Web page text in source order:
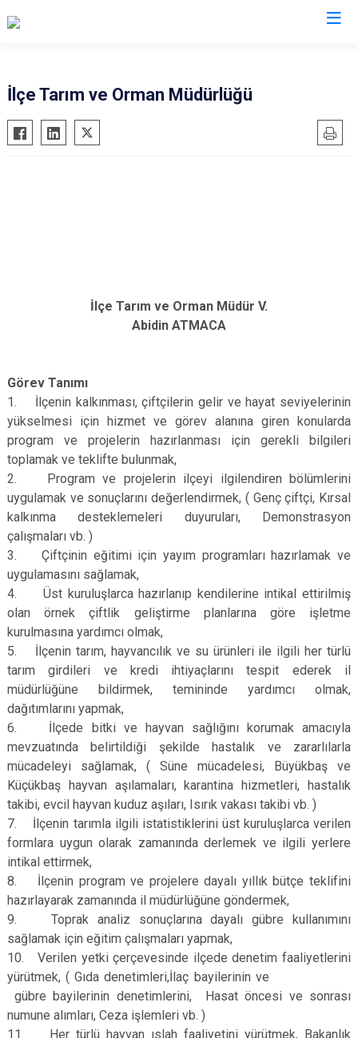
Büyükorhan
Gemlik
Yıldırım
İlçe Tarım ve Orman Müdürlüğü
İlçe Tarım ve Orman Müdür V.
Abidin ATMACA
Görev Tanımı
1. İlçenin kalkınması, çiftçilerin gelir ve hayat seviyelerinin
yükselmesi için hizmet ve görev alanına giren konularda
program ve projelerin hazırlanması için gerekli bilgileri
toplamak ve teklifte bulunmak,
2. Program ve projelerin ilçeyi ilgilendiren bölümlerini
uygulamak ve sonuçlarını değerlendirmek, ( Genç çiftçi, Kırsal
kalkınma desteklemeleri duyuruları, Demonstrasyon
çalışmaları vb. )
3. Çiftçinin eğitimi için yayım programları hazırlamak ve
uygulamasını sağlamak,
4. Üst kuruluşlarca hazırlanıp kendilerine intikal ettirilmiş
olan örnek çiftlik geliştirme planlarına göre işletme
kurulmasına yardımcı olmak,
5. İlçenin tarım, hayvancılık ve su ürünleri ile ilgili her türlü
tarım girdileri ve kredi ihtiyaçlarını tespit ederek il
müdürlüğüne bildirmek, temininde yardımcı olmak,
dağıtımlarını yapmak,
6. İlçede bitki ve hayvan sağlığını korumak amacıyla
mevzuatında belirtildiği şekilde hastalık ve zararlılarla
mücadeleyi sağlamak, ( Süne mücadelesi, Büyükbaş ve
Küçükbaş hayvan aşılamaları, karantina hizmetleri, hastalık
takibi, evcil hayvan kuduz aşıları, Isırık vakası takibi vb. )
7. İlçenin tarımla ilgili istatistiklerini üst kuruluşlarca verilen
formlara uygun olarak zamanında derlemek ve ilgili yerlere
intikal ettirmek,
8. İlçenin program ve projelere dayalı yıllık bütçe teklifini
hazırlayarak zamanında il müdürlüğüne göndermek,
9. Toprak analiz sonuçlarına dayalı gübre kullanımını
sağlamak için eğitim çalışmaları yapmak,
10. Verilen yetki çerçevesinde ilçede denetim faaliyetlerini
yürütmek, ( Gıda denetimleri,İlaç bayilerinin ve
gübre bayilerinin denetimlerini, Hasat öncesi ve sonrası
numune alımları, Ceza işlemleri vb. )
11. Her türlü hayvan ıslah faaliyetini yürütmek, Bakanlık